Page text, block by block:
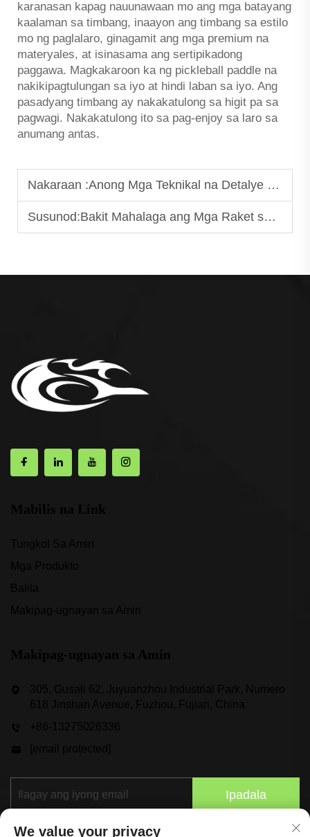
karanasan kapag nauunawaan mo ang mga batayang
kaalaman sa timbang, inaayon ang timbang sa estilo
mo ng paglalaro, ginagamit ang mga premium na
materyales, at isinasama ang sertipikadong
paggawa. Magkakaroon ka ng pickleball paddle na
nakikipagtulungan sa iyo at hindi laban sa iyo. Ang
pasadyang timbang ay nakakatulong sa higit pa sa
pagwagi. Nakakatulong ito sa pag-enjoy sa laro sa
anumang antas.
Nakaraan :Anong Mga Teknikal na Detalye ang Dapat Piliin para sa Custom na Mga Raket ng Tennis?
Susunod:Bakit Mahalaga ang Mga Raket sa Squash para sa Iyong Laro?
Ipadala
We value your privacy